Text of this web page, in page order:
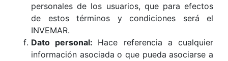
personales de los usuarios, que para efectos
de estos términos y condiciones será el
INVEMAR.
Dato personal: Hace referencia a cualquier
información asociada o que pueda asociarse a